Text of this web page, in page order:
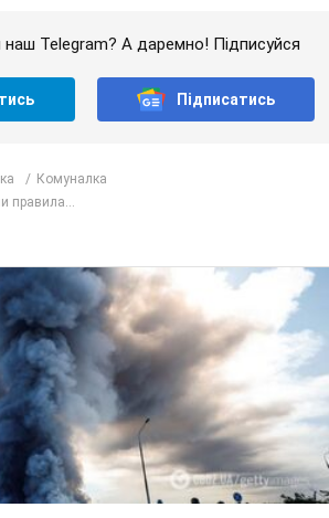
Telegram? А даремно! Підписуйся
Підписатись
Комуналка
правила...